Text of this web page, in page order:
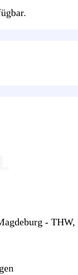
- THW,